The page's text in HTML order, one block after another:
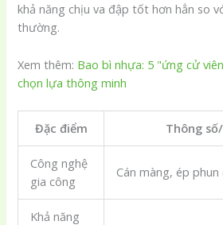
khả năng chịu va đập tốt hơn hẳn so
thường.
Xem thêm: Bao bì nhựa: 5 "ứng cử
chọn lựa thông minh
Đặc điểm Thông
Công nghệ
gia công
Cán màng, ép
Khả năng